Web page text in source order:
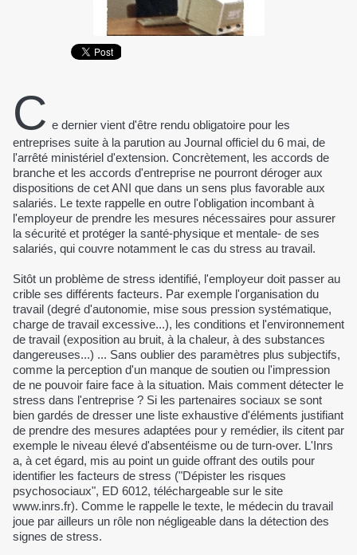
C e dernier vient d'être rendu obligatoire pour les
entreprises suite à la parution au Journal officiel du 6 mai, de
l'arrêté ministériel d'extension. Concrètement, les accords de
branche et les accords d'entreprise ne pourront déroger aux
dispositions de cet ANI que dans un sens plus favorable aux
salariés. Le texte rappelle en outre l'obligation incombant à
l'employeur de prendre les mesures nécessaires pour assurer
la sécurité et protéger la santé-physique et mentale- de ses
salariés, qui couvre notamment le cas du stress au travail.
Sitôt un problème de stress identifié, l'employeur doit passer au
crible ses différents facteurs. Par exemple l'organisation du
travail (degré d'autonomie, mise sous pression systématique,
charge de travail excessive...), les conditions et l'environnement
de travail (exposition au bruit, à la chaleur, à des substances
dangereuses...) ... Sans oublier des paramètres plus subjectifs,
comme la perception d'un manque de soutien ou l'impression
de ne pouvoir faire face à la situation. Mais comment détecter le
stress dans l'entreprise ? Si les partenaires sociaux se sont
bien gardés de dresser une liste exhaustive d'éléments justifiant
de prendre des mesures adaptées pour y remédier, ils citent par
exemple le niveau élevé d'absentéisme ou de turn-over. L'Inrs
a, à cet égard, mis au point un guide offrant des outils pour
identifier les facteurs de stress ("Dépister les risques
psychosociaux", ED 6012, téléchargeable sur le site
www.inrs.fr). Comme le rappelle le texte, le médecin du travail
joue par ailleurs un rôle non négligeable dans la détection des
signes de stress.